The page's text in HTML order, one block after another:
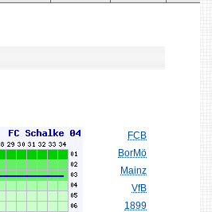
FCB
BorMö
Mainz
VfB
1899